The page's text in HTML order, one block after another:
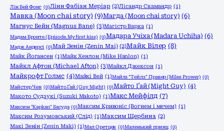
Лін Бей Фонг (0)Лінн Фабіан Меріар (2)Лісандр Скамандр (1)
Мавка (Moon chai story) (9)Магда (Moon chai story) (6)
Магнус Бейн (Magnus Bane) (3)Магістр Варка (1)
Мадам Бронте (Episode.My first kiss) (0)Мадара Учіха (Madara Uchiha) (6)
Мадж Андерсі (0)Май Зенін (Zenin Mai) (2)Майк Вілер (8)
Майк Йогансен (1)Майк Хенлон (Mike Hanlon) (1)
Майкл Афтон (Michael Afton) (3)Майкл Джексон (1)
Майкрофт Голмс (4)Майкі Вей (1)Майлз "Тейлз" Правер (Miles Prower) (0)
Майстер Чен (0)Майто Ґай (Guy Might) (0)Майто Ґай (Might Guy) (4)
Макото Судзукі (Suzuki Makoto) (1)Макс Мейфілд (7)
Максим "Kapkan" Басуда (0)Максим Кривоніс (Вогнем і мечем) (1)
Максим Розумовський (Слід) (1)Максим Щербина (2)
Макі Зенін (Zenin Maki) (1)Мал Оретцев (0)Маленький принц (0)